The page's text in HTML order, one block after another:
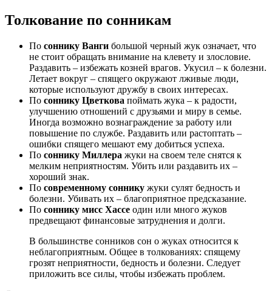
Толкование по сонникам
По соннику Ванги большой черный жук означает, что
не стоит обращать внимание на клевету и злословие.
Раздавить – избежать козней врагов. Укусил – к болезни.
Летает вокруг – спящего окружают лживые люди,
которые используют дружбу в своих интересах.
По соннику Цветкова поймать жука – к радости,
улучшению отношений с друзьями и миру в семье.
Иногда возможно вознаграждение за работу или
повышение по службе. Раздавить или растоптать –
ошибки спящего мешают ему добиться успеха.
По соннику Миллера жуки на своем теле снятся к
мелким неприятностям. Убить или раздавить их –
хороший знак.
По современному соннику жуки сулят бедность и
болезни. Убивать их – благоприятное предсказание.
По соннику мисс Хассе один или много жуков
предвещают финансовые затруднения и долги.
В большинстве сонников сон о жуках относится к
неблагоприятным. Общее в толкованиях: спящему
грозят неприятности, бедность и болезни. Следует
приложить все силы, чтобы избежать проблем.